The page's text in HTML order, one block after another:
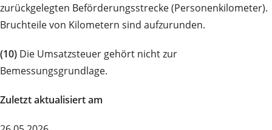
zurückgelegten Beförderungsstrecke (Personenkilometer).
Bruchteile von Kilometern sind aufzurunden.
(10) Die Umsatzsteuer gehört nicht zur
Bemessungsgrundlage.
Zuletzt aktualisiert am